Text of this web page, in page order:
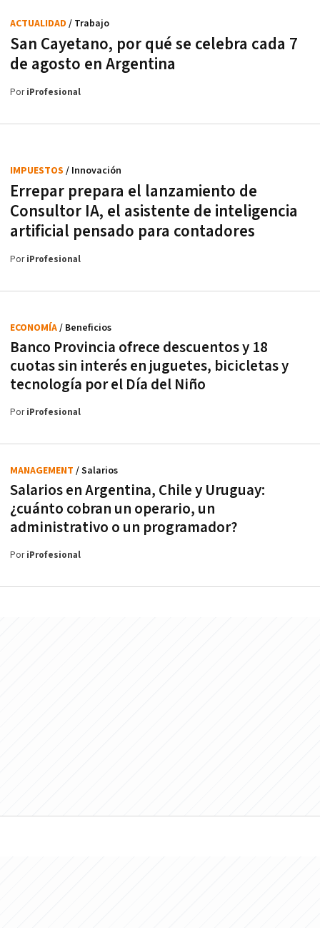
San Cayetano, por qué se celebra cada 7
de agosto en Argentina
ACTUALIDAD / Trabajo
PoriProfesional
Errepar prepara el lanzamiento de
Consultor IA, el asistente de inteligencia
artificial pensado para contadores
IMPUESTOS / Innovación
PoriProfesional
Banco Provincia ofrece descuentos y 18
cuotas sin interés en juguetes, bicicletas y
tecnología por el Día del Niño
ECONOMÍA/ Beneficios
PoriProfesional
Salarios en Argentina, Chile y Uruguay:
¿cuánto cobran un operario, un
administrativo o un programador?
MANAGEMENT / Salarios
PoriProfesional